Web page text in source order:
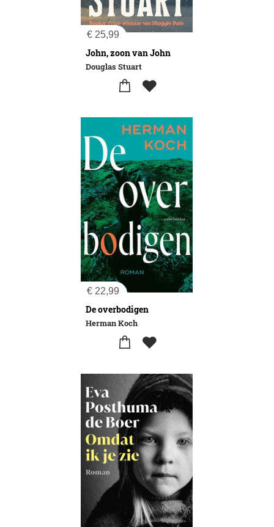
€ 25,99
John, zoon van John
Douglas Stuart
€ 22,99
De overbodigen
Herman Koch